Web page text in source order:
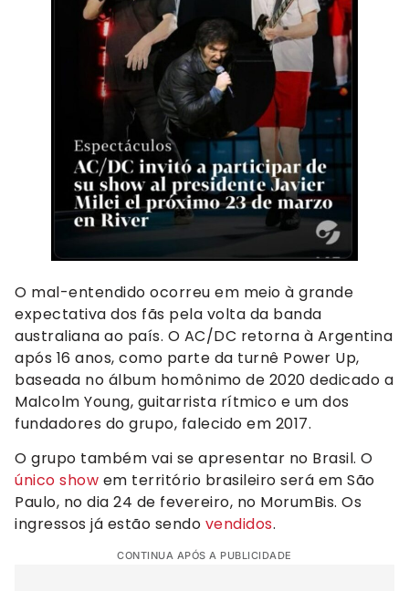
O mal-entendido ocorreu em meio à grande
expectativa dos fãs pela volta da banda
australiana ao país. O AC/DC retorna à Argentina
após 16 anos, como parte da turnê Power Up,
baseada no álbum homônimo de 2020 dedicado a
Malcolm Young, guitarrista rítmico e um dos
fundadores do grupo, falecido em 2017.
O grupo também vai se apresentar no Brasil. O
único show em território brasileiro será em São
Paulo, no dia 24 de fevereiro, no MorumBis. Os
ingressos já estão sendo vendidos.
CONTINUA APÓS A PUBLICIDADE